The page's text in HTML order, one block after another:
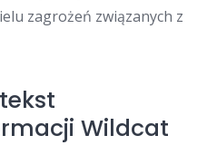
zagrożeń związanych z
Wildcat